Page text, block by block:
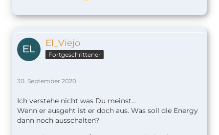
El_Viejo
Fortgeschrittener
30. September 2020
Ich verstehe nicht was Du meinst...
Wenn er ausgeht ist er doch aus. Was soll die Energy
dann noch ausschalten?